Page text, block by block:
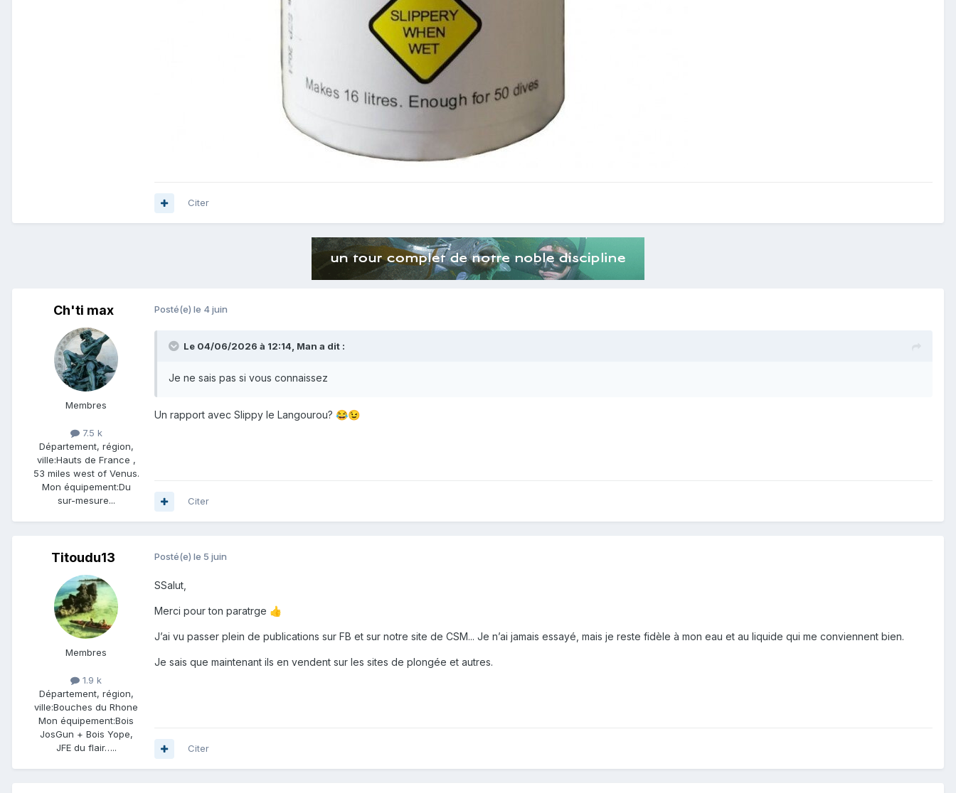
Citer
Ch'ti max
Membres
7.5 k
Département, région,
ville:Hauts de France ,
53 miles west of Venus.
Mon équipement:Du
sur-mesure...
Posté(e) le 4 juin
Le 04/06/2026 à 12:14, Man a dit :
Je ne sais pas si vous connaissez
Un rapport avec Slippy le Langourou? 😂😉
Citer
Titoudu13
Membres
1.9 k
Département, région,
ville:Bouches du Rhone
Mon équipement:Bois
JosGun + Bois Yope,
JFE du flair…..
Posté(e) le 5 juin
SSalut,
Merci pour ton paratrge 👍
J’ai vu passer plein de publications sur FB et sur notre site de CSM... Je n’ai jamais essayé, mais je reste fidèle à mon eau et au liquide qui me conviennent bien.
Je sais que maintenant ils en vendent sur les sites de plongée et autres.
Citer